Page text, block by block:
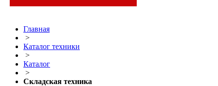
Главная
>
Каталог техники
>
Каталог
>
Складская техника